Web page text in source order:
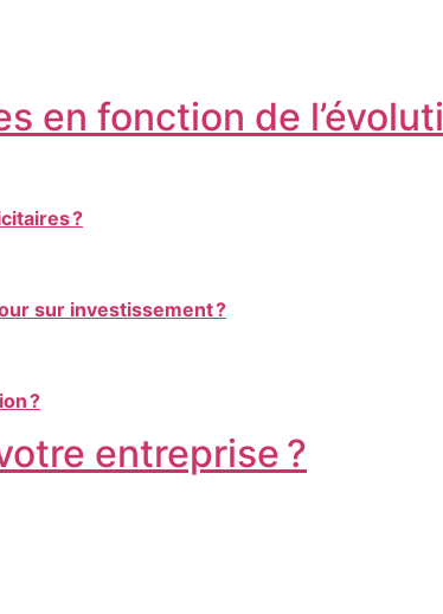
en fonction de
?
sur investissement ?
?
entreprise ?